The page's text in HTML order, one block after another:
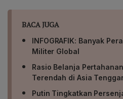
BACA JUGA
INFOGRAFIK: Banyak
Militer Global
Rasio Belanja
Terendah di Asia
Putin Tingkatkan